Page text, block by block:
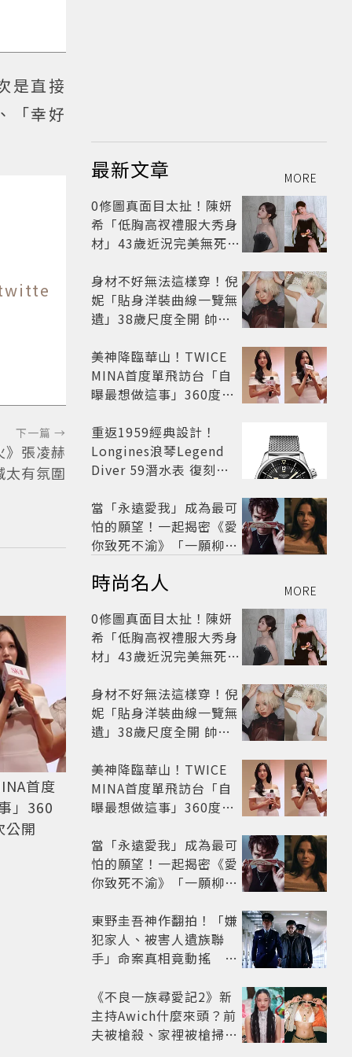
是直接
「幸好
下一篇 →
》張凌赫
太有氛圍
首度
」360
公開
最新文章 MORE
0修圖真面目太扯！陳妍
希「低胸高衩禮服大秀身
材」43歲近況完美無死角
身材不好無法這樣穿！倪
妮「貼身洋裝曲線一覽無
遺」38歲尺度全開 帥氣
美神降臨華山！TWICE
MINA首度單飛訪台「自
曝最想做這事」360度0
開
重返1959經典設計！
Longines浪琴Legend
Diver 59潛水表 復刻懷
當「永遠愛我」成為最可
怕的願望！一起揭密《愛
你致死不渝》「一願柳」
路
時尚名人 MORE
0修圖真面目太扯！陳妍
希「低胸高衩禮服大秀身
材」43歲近況完美無死角
身材不好無法這樣穿！倪
妮「貼身洋裝曲線一覽無
遺」38歲尺度全開 帥氣
美神降臨華山！TWICE
MINA首度單飛訪台「自
曝最想做這事」360度0
開
當「永遠愛我」成為最可
怕的願望！一起揭密《愛
你致死不渝》「一願柳」
路
東野圭吾神作翻拍！「嫌
犯家人、被害人遺族聯
手」命案真相竟動搖
框架展開
《不良一族尋愛記2》新
主持Awich什麼來頭？前
夫被槍殺、家裡被槍掃射